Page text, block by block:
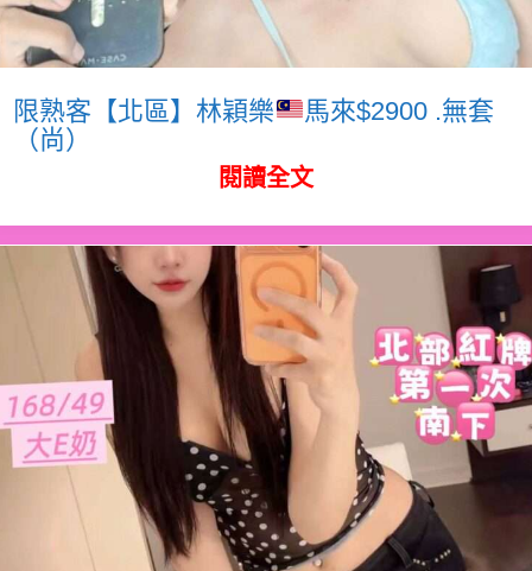
限熟客【北區】林穎樂
馬來$2900 .無套
（尚）
閱讀全文